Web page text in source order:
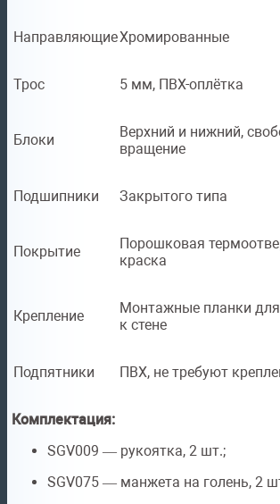
НаправляющиеХромированные
Трос 5 мм, ПВХ-оплётка
Блоки
Верхний и нижний,
вращение
Подшипники Закрытого типа
Покрытие
Порошковая
краска
Крепление
Монтажные планки
к стене
Подпятники ПВХ, не требуют
Комплектация:
SGV009 — рукоятка, 2 шт.;
SGV075 — манжета на голень, 2